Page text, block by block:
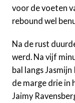
voor de voeten
rebound wel
Na de rust
werd. Na vijf
bal langs
de marge drie in
Jaimy